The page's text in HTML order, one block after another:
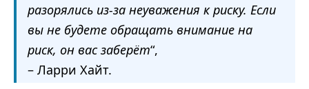
разорялись из-за неуважения к риску. Если
вы не будете обращать внимание на
риск, он вас заберёт“,
– Ларри Хайт.